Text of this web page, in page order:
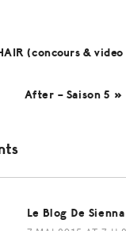
(concours &
After – Saison 5 »
Le Blog De Sienna